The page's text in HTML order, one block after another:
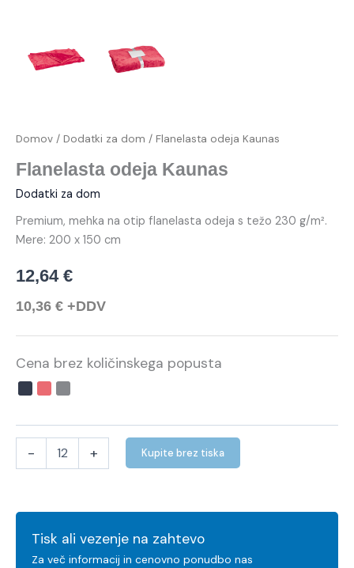
Domov / Dodatki za dom / Flanelasta odeja Kaunas
Flanelasta odeja Kaunas
Dodatki za dom
Premium, mehka na otip flanelasta odeja s težo 230 g/m².
Mere: 200 x 150 cm
12,64 €
10,36 € +DDV
Cena brez količinskega popusta
- + Kupite brez tiska
Tisk ali vezenje na zahtevo
Za več informacij in cenovno ponudbo nas